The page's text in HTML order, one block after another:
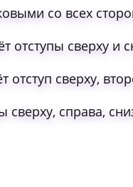
со всех
отступы сверху и
отступ сверху,
сверху, справа,